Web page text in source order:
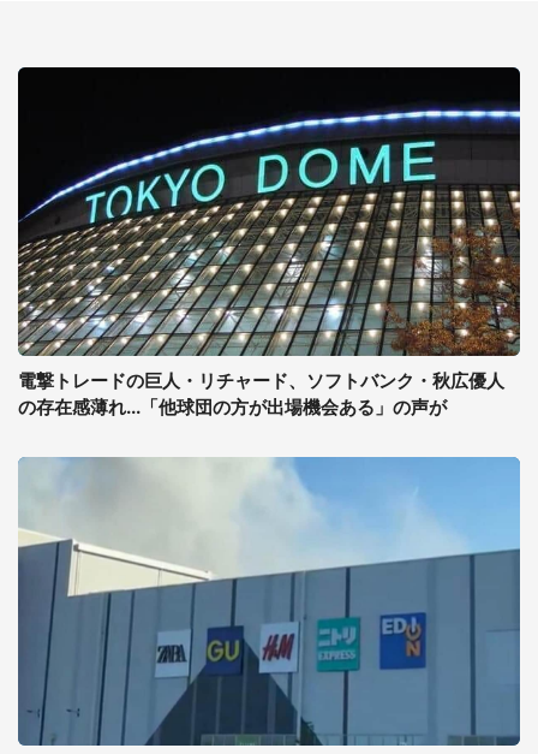
電撃トレードの巨人・リチャード、ソフトバンク・秋広優人
の存在感薄れ...「他球団の方が出場機会ある」の声が